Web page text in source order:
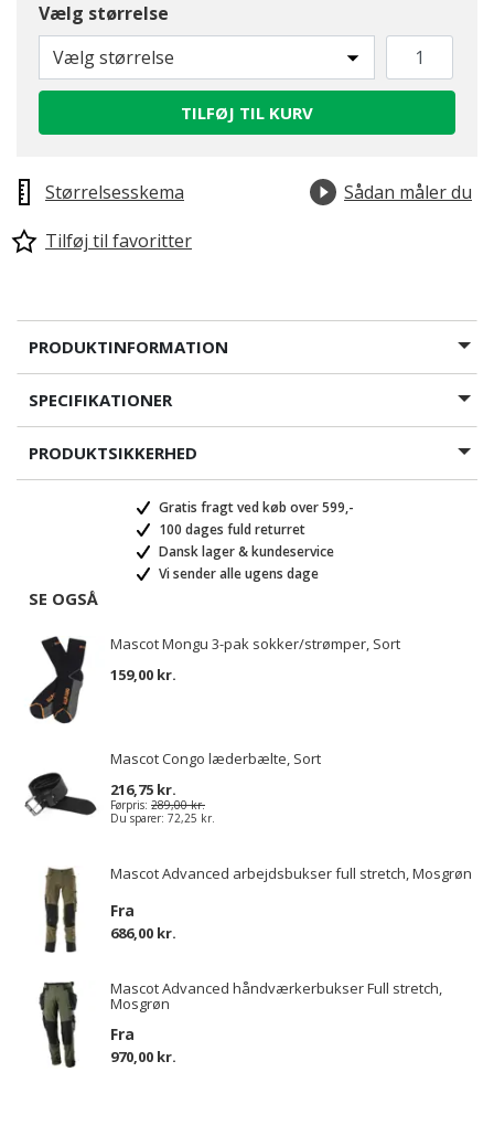
Vælg størrelse
Vælg størrelse
TILFØJ TIL KURV
Størrelsesskema
Sådan måler du
Tilføj til favoritter
PRODUKTINFORMATION
SPECIFIKATIONER
PRODUKTSIKKERHED
Gratis fragt ved køb over 599,-
100 dages fuld returret
Dansk lager & kundeservice
Vi sender alle ugens dage
SE OGSÅ
Mascot Mongu 3-pak sokker/strømper, Sort
159,00 kr.
Mascot Congo læderbælte, Sort
216,75 kr.
Førpris: 289,00 kr.
Du sparer: 72,25 kr.
Mascot Advanced arbejdsbukser full stretch, Mosgrøn
Fra
686,00 kr.
Mascot Advanced håndværkerbukser Full stretch,
Mosgrøn
Fra
970,00 kr.